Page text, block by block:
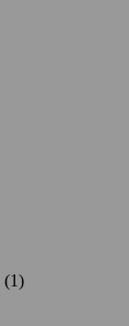
(1)